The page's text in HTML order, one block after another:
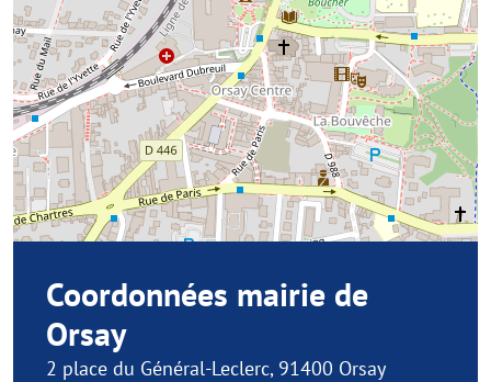
Coordonnées mairie de
Orsay
2 place du Général-Leclerc, 91400 Orsay